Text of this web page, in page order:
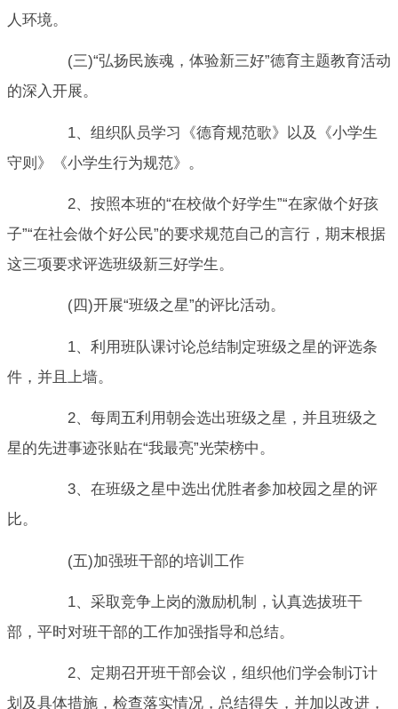
人环境。
(三)“弘扬民族魂，体验新三好”德育主题教育活动
的深入开展。
1、组织队员学习《德育规范歌》以及《小学生
守则》《小学生行为规范》。
2、按照本班的“在校做个好学生”“在家做个好孩
子”“在社会做个好公民”的要求规范自己的言行，期末根据
这三项要求评选班级新三好学生。
(四)开展“班级之星”的评比活动。
1、利用班队课讨论总结制定班级之星的评选条
件，并且上墙。
2、每周五利用朝会选出班级之星，并且班级之
星的先进事迹张贴在“我最亮”光荣榜中。
3、在班级之星中选出优胜者参加校园之星的评
比。
(五)加强班干部的培训工作
1、采取竞争上岗的激励机制，认真选拔班干
部，平时对班干部的工作加强指导和总结。
2、定期召开班干部会议，组织他们学会制订计
划及具体措施，检查落实情况，总结得失，并加以改进，